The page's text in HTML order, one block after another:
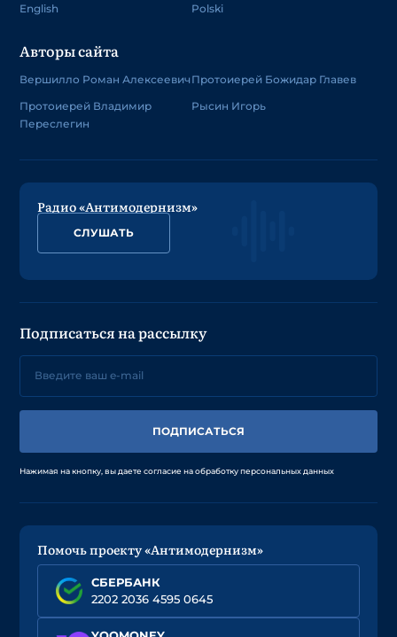
English
Polski
Авторы сайта
Вершилло Роман Алексеевич
Протоиерей Владимир
Переслегин
Протоиерей Божидар Главев
Рысин Игорь
Радио «Антимодернизм»
СЛУШАТЬ
Подписаться на рассылку
ПОДПИСАТЬСЯ
Нажимая на кнопку, вы даете согласие на обработку персональных данных
Помочь проекту «Антимодернизм»
СБЕРБАНК
2202 2036 4595 0645